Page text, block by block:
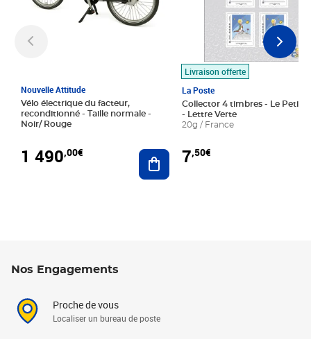
Nouvelle Attitude
Vélo électrique du facteur,
reconditionné - Taille normale -
Noir/ Rouge
1 490,00€ Ajouter au panier
Livraison offerte
La Poste
Collector 4 timbres - Le Petit
- Lettre Verte
20g / France
7,50€
Nos Engagements
Proche de vous
Localiser un bureau de poste